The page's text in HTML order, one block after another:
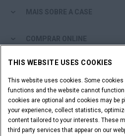
MAIS SOBRE A CASE
COMPRAR ONLINE
VOCÊ É UM CONCESSIONÁRIO?
Login do Concessionário
THIS WEBSITE USES COOKIES
This website uses cookies. Some
functions and the website cannot
cookies are optional and cookies may be
your experience, collect statistics,
content tailored to your interests. These
third party services that appear on our